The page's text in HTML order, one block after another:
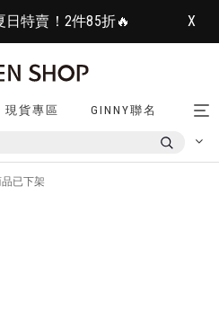
日特賣！2件85折🔥 X
現貨專區 GINNY聯名
已下架